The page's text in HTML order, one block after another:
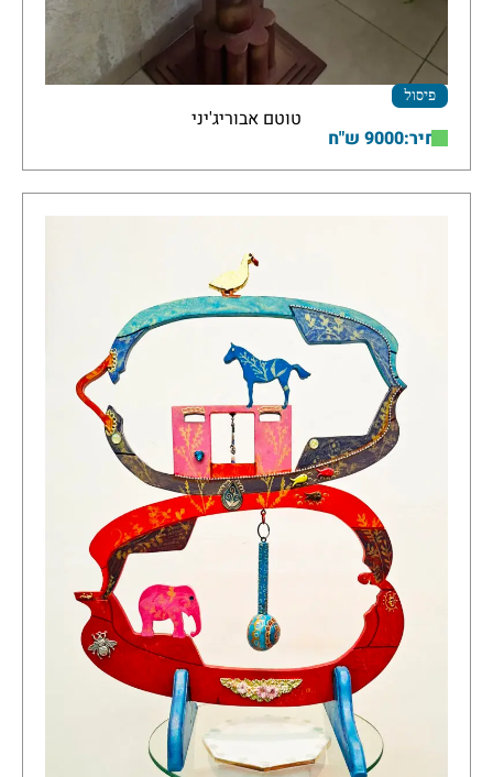
פיסול
טוטם אבוריג'יני
מחיר:9000 ש"ח